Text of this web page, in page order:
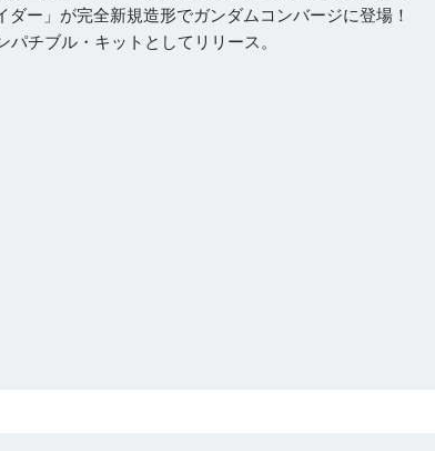
ー」が完全新規造形でガンダムコンバージに登場！
チブル・キットとしてリリース。